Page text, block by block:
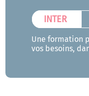
INTER
Une formation
vos besoins,